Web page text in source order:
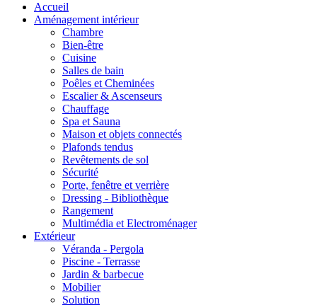
Accueil
Aménagement intérieur
Chambre
Bien-être
Cuisine
Salles de bain
Poêles et Cheminées
Escalier & Ascenseurs
Chauffage
Spa et Sauna
Maison et objets connectés
Plafonds tendus
Revêtements de sol
Sécurité
Porte, fenêtre et verrière
Dressing - Bibliothèque
Rangement
Multimédia et Electroménager
Extérieur
Véranda - Pergola
Piscine - Terrasse
Jardin & barbecue
Mobilier
Solution